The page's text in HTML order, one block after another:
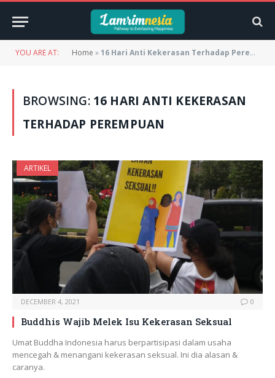
YOU ARE AT: Home »16 Hari Anti Kekerasan Terhadap Perempuan
BROWSING: 16 HARI ANTI KEKERASAN
TERHADAP PEREMPUAN
ARTIKEL
DECEMBER 4, 2021 0
Buddhis Wajib Melek Isu Kekerasan Seksual
Umat Buddha Indonesia harus berpartisipasi dalam usaha
mencegah & menangani kekerasan seksual. Ini dia alasan &
caranya.